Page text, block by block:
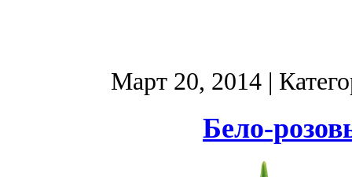
Март 20, 2014|
Бело-